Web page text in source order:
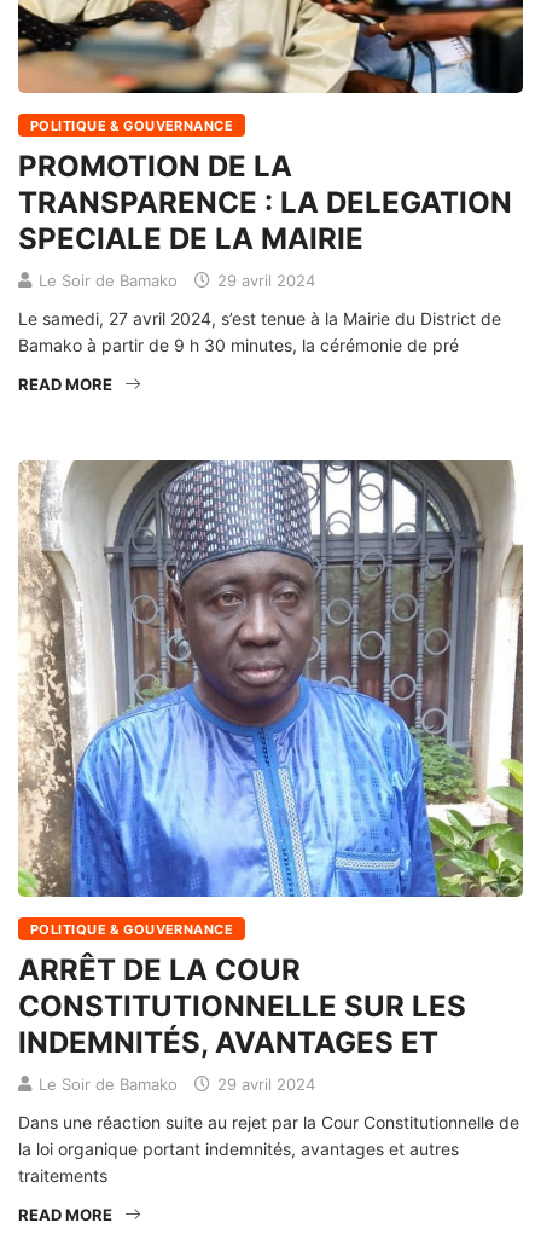
POLITIQUE & GOUVERNANCE
PROMOTION DE LA
TRANSPARENCE : LA DELEGATION
SPECIALE DE LA MAIRIE
Le Soir de Bamako 29 avril 2024
Le samedi, 27 avril 2024, s’est tenue à la Mairie du District de
Bamako à partir de 9 h 30 minutes, la cérémonie de pré
READ MORE
POLITIQUE & GOUVERNANCE
ARRÊT DE LA COUR
CONSTITUTIONNELLE SUR LES
INDEMNITÉS, AVANTAGES ET
Le Soir de Bamako 29 avril 2024
Dans une réaction suite au rejet par la Cour Constitutionnelle de
la loi organique portant indemnités, avantages et autres
traitements
READ MORE